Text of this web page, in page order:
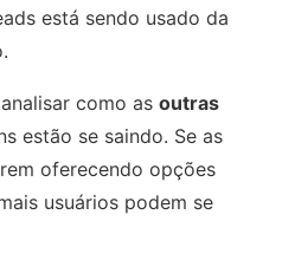
está sendo usado da
como as outras
estão se saindo. Se as
oferecendo opções
usuários podem se